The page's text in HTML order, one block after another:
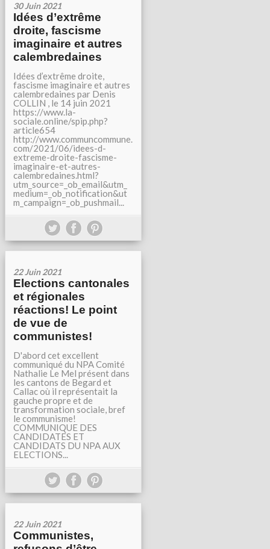
30 Juin 2021
Idées d’extrême
droite, fascisme
imaginaire et autres
calembredaines
Idées d’extrême droite,
fascisme imaginaire et autres
calembredaines par Denis
COLLIN , le 14 juin 2021
https://www.la-
sociale.online/spip.php?
article654
http://www.communcommune.
com/2021/06/idees-d-
extreme-droite-fascisme-
imaginaire-et-autres-
calembredaines.html?
utm_source=_ob_email&utm_
medium=_ob_notification&ut
m_campaign=_ob_pushmail...
22 Juin 2021
Elections cantonales
et régionales
réactions! Le point
de vue de
communistes!
D'abord cet excellent
communiqué du NPA Comité
Nathalie Le Mel présent dans
les cantons de Begard et
Callac où il représentait la
gauche propre et de
transformation sociale, bref
le communisme!
COMMUNIQUE DES
CANDIDATES ET
CANDIDATS DU NPA AUX
ELECTIONS...
22 Juin 2021
Communistes,